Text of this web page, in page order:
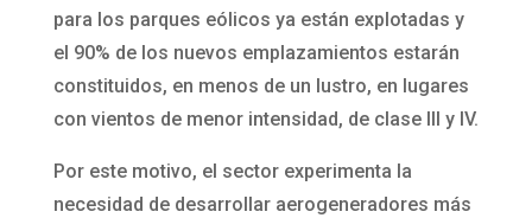
para los parques eólicos ya están explotadas y
el 90% de los nuevos emplazamientos estarán
constituidos, en menos de un lustro, en lugares
con vientos de menor intensidad, de clase III y IV.
Por este motivo, el sector experimenta la
necesidad de desarrollar aerogeneradores más